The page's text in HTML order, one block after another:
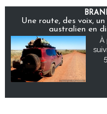
Une route, des voix,
australien en
À